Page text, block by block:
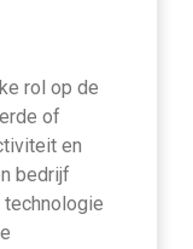
rol op de
of
en
bedrijf